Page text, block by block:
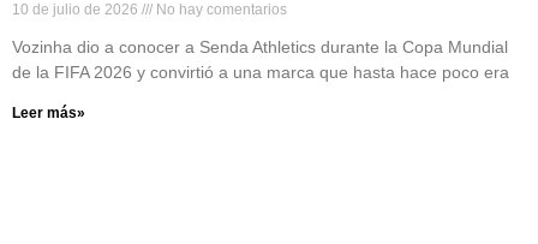
10 de julio de 2026 No hay comentarios
Vozinha dio a conocer a Senda Athletics durante la Copa Mundial
de la FIFA 2026 y convirtió a una marca que hasta hace poco era
Leer más»